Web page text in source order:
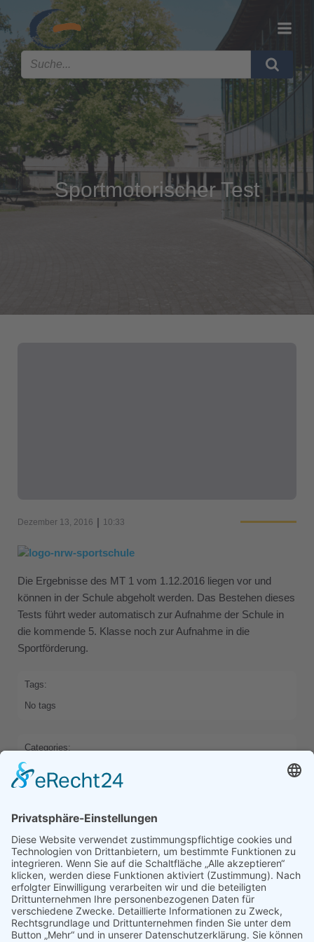
Sportmotorischer Test
Dezember 13, 2016 | 10:33
Die Ergebnisse des MT 1 vom 1.12.2016 liegen vor und
können in der Schule abgeholt werden. Das Bestehen dieses
Tests führt weder automatisch zur Aufnahme der Schule in
die kommende 5. Klasse noch zur Aufnahme in die
Sportförderung.
Tags:
No tags
Categories:
HOME SCHWERPUNKTE
Previous
Comments are closed